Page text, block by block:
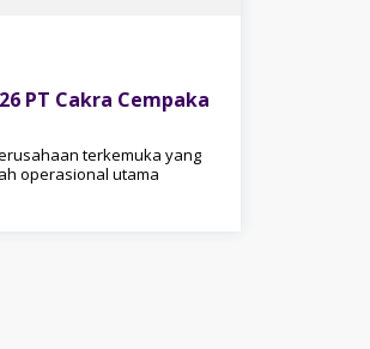
PT Cakra Cempaka
terkemuka yang
operasional utama